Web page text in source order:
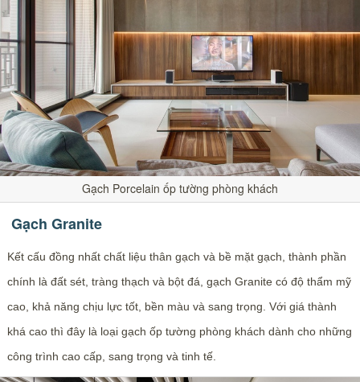
Gạch Porcelain ốp tường phòng khách
Gạch Granite
Kết cấu đồng nhất chất liệu thân gạch và bề mặt gạch, thành phần
chính là đất sét, tràng thạch và bột đá, gạch Granite có độ thẩm mỹ
cao, khả năng chịu lực tốt, bền màu và sang trọng. Với giá thành
khá cao thì đây là loại gạch ốp tường phòng khách dành cho những
công trình cao cấp, sang trọng và tinh tế.